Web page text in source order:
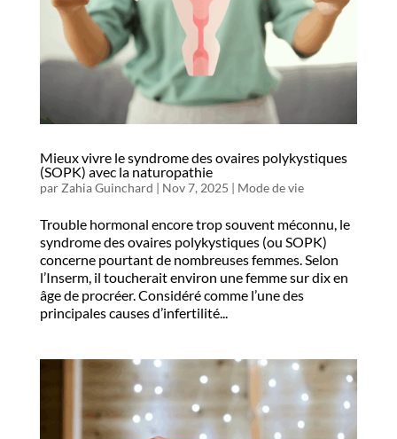
Mieux vivre le syndrome des ovaires polykystiques
(SOPK) avec la naturopathie
par Zahia Guinchard | Nov 7, 2025 | Mode de vie
Trouble hormonal encore trop souvent méconnu, le
syndrome des ovaires polykystiques (ou SOPK)
concerne pourtant de nombreuses femmes. Selon
l’Inserm, il toucherait environ une femme sur dix en
âge de procréer. Considéré comme l’une des
principales causes d’infertilité...